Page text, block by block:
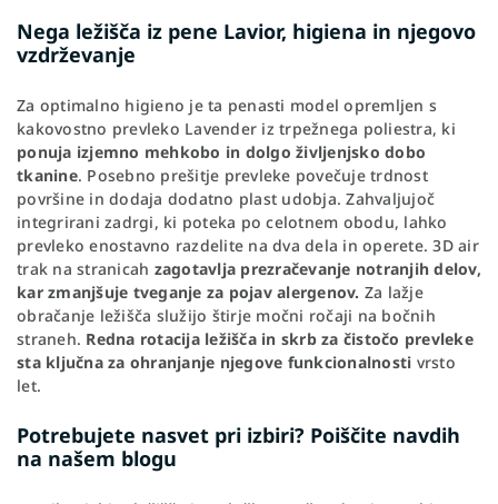
Nega ležišča iz pene Lavior, higiena in njegovo
vzdrževanje
Za optimalno higieno je ta penasti model opremljen s
kakovostno prevleko Lavender iz trpežnega poliestra, ki
ponuja izjemno mehkobo in dolgo življenjsko dobo
tkanine. Posebno prešitje prevleke povečuje trdnost
površine in dodaja dodatno plast udobja. Zahvaljujoč
integrirani zadrgi, ki poteka po celotnem obodu, lahko
prevleko enostavno razdelite na dva dela in operete. 3D air
trak na stranicah zagotavlja prezračevanje notranjih delov,
kar zmanjšuje tveganje za pojav alergenov. Za lažje
obračanje ležišča služijo štirje močni ročaji na bočnih
straneh. Redna rotacija ležišča in skrb za čistočo prevleke
sta ključna za ohranjanje njegove funkcionalnosti vrsto
let.
Potrebujete nasvet pri izbiri? Poiščite navdih
na našem blogu